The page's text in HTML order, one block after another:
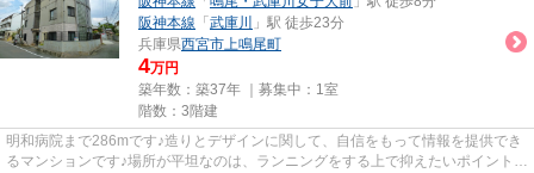
阪神本線 「 武庫川
」駅 徒歩23分
兵庫県西宮市上鳴尾町
4万円
築年数：築37年 ｜募集中： 1室
階数：3階建
明和病院まで286mです♪造りとデザインに関して、自信をもって情報を提供でき
るマンションです♪場所が平坦なのは、ランニングをする上で抑えたいポイントで